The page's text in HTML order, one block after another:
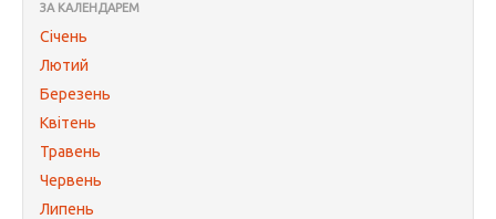
ЗА КАЛЕНДАРЕМ
Січень
Лютий
Березень
Квітень
Травень
Червень
Липень